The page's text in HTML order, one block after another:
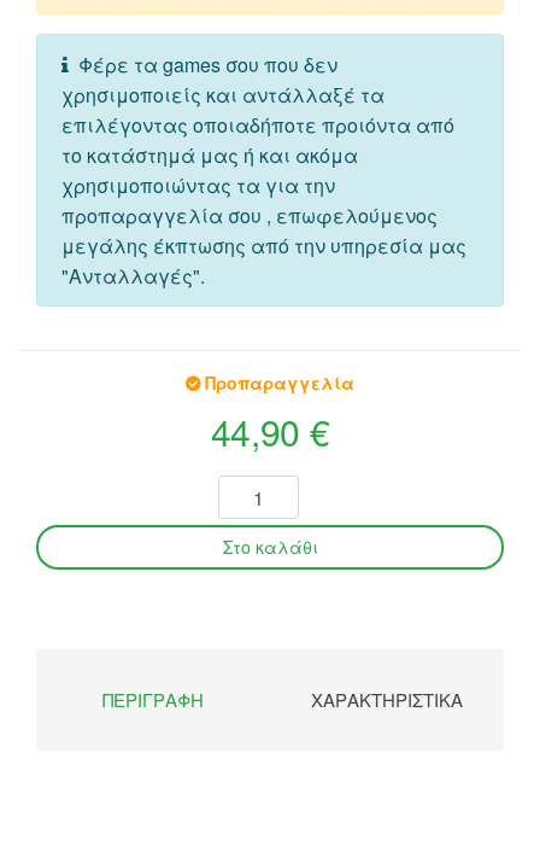
Φέρε τα games σου που δεν
χρησιμοποιείς και αντάλλαξέ τα
επιλέγοντας οποιαδήποτε προιόντα από
το κατάστημά μας ή και ακόμα
χρησιμοποιώντας τα για την
προπαραγγελία σου , επωφελούμενος
μεγάλης έκπτωσης από την υπηρεσία μας
"Ανταλλαγές".
Προπαραγγελία
44,90 €
ΠΕΡΙΓΡΑΦΉ ΧΑΡΑΚΤΗΡΙΣΤΙΚΆ